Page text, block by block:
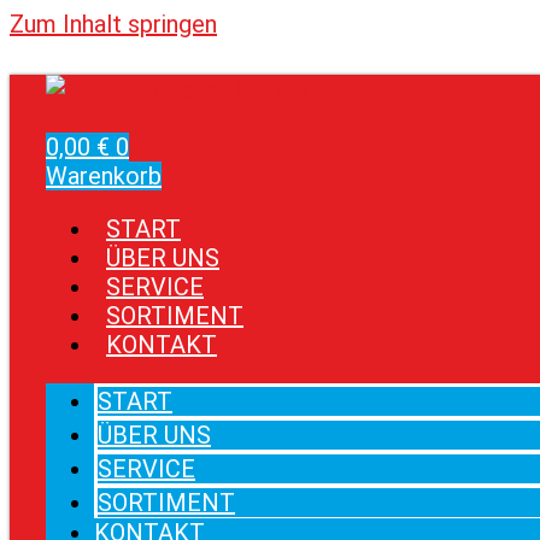
Zum Inhalt springen
0,00 € 0
Warenkorb
START
ÜBER UNS
SERVICE
SORTIMENT
KONTAKT
START
ÜBER UNS
SERVICE
SORTIMENT
KONTAKT